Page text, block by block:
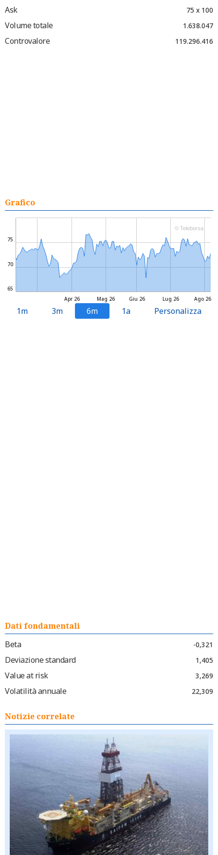
Ask 75 x 100
Volume totale 1.638.047
Controvalore 119.296.416
Grafico
Mag 26 Lug 26
Apr 26 Giu 26 Ago 26
65
70
75
© Teleborsa
1m 3m 6m 1a Personalizza
Dati fondamentali
Beta
-0,321
Deviazione standard 1,405
Value at risk 3,269
Volatilità annuale 22,309
Notizie correlate